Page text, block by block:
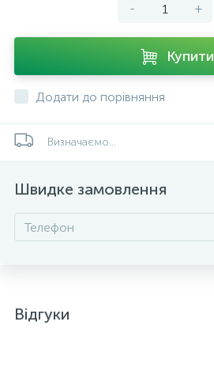
- +
Купити
Додати до порівняння
Визначаємо...
Швидке замовлення
Відгуки